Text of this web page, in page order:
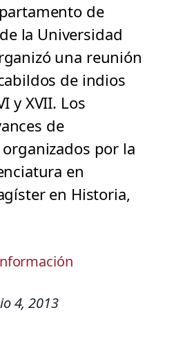
de
la Universidad
una reunión
de indios
y XVII. Los
de
por la
en
en Historia,
4, 2013